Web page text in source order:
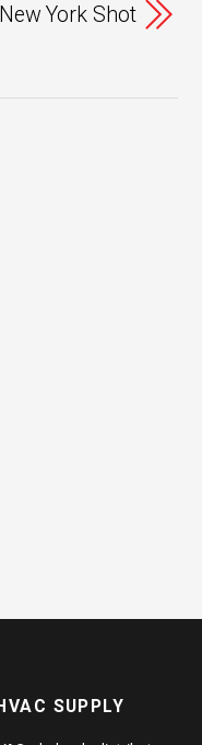
New York Shot
SUPPLY